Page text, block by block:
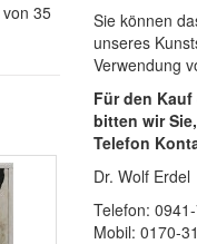
35
Sie können
unseres
Verwendung
Für den
bitten wir
Telefon
Dr. Wolf Erdel
Telefon:
Mobil: 0170-